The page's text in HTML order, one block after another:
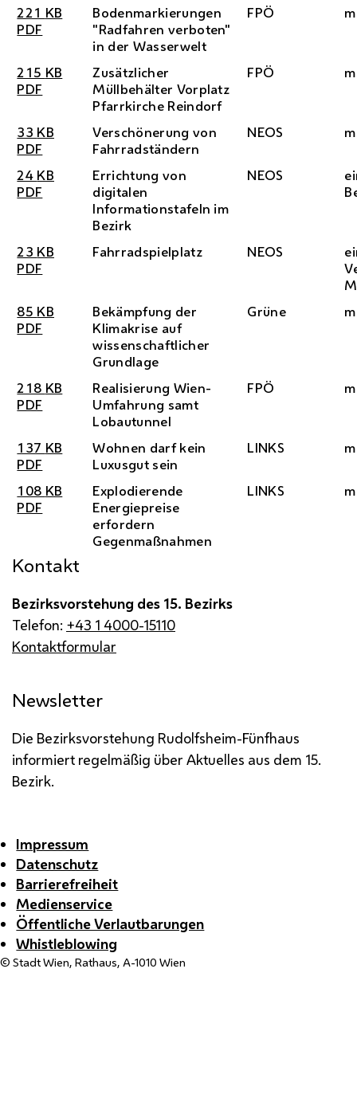
221 KB
PDF
Bodenmarkierungen
"Radfahren verboten"
in der Wasserwelt
FPÖ
215 KB
PDF
Zusätzlicher
Müllbehälter Vorplatz
Pfarrkirche Reindorf
FPÖ
33 KB
PDF
Verschönerung von
Fahrradständern
NEOS
24 KB
PDF
Errichtung von
digitalen
Informationstafeln im
Bezirk
NEOS
23 KB
PDF
Fahrradspielplatz NEOS
85 KB
PDF
Bekämpfung der
Klimakrise auf
wissenschaftlicher
Grundlage
Grüne
218 KB
PDF
Realisierung Wien-
Umfahrung samt
Lobautunnel
FPÖ
137 KB
PDF
Wohnen darf kein
Luxusgut sein
LINKS
108 KB
PDF
Explodierende
Energiepreise
erfordern
Gegenmaßnahmen
LINKS
Kontakt
Bezirksvorstehung des 15. Bezirks
Telefon: +43 1 4000-15110
Kontaktformular
Newsletter
Die Bezirksvorstehung Rudolfsheim-Fünfhaus
informiert regelmäßig über Aktuelles aus dem 15.
Bezirk.
Impressum
Datenschutz
Barrierefreiheit
Medienservice
Öffentliche Verlautbarungen
Whistleblowing
© Stadt Wien, Rathaus, A-1010 Wien